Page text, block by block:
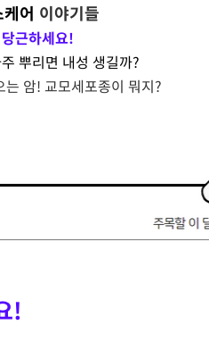
어 이야기들
근하세요!
뿌리면 내성 생길까?
암! 교모세포종이 뭐지?
!